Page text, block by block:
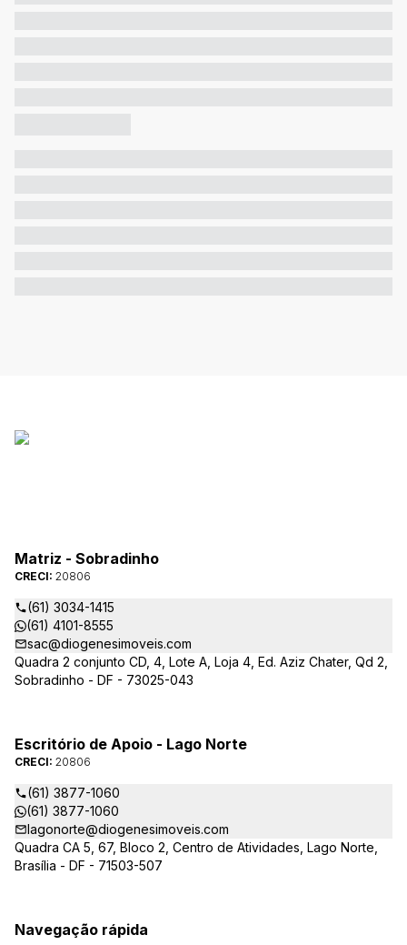
Matriz - Sobradinho
CRECI: 20806
(61) 3034-1415
(61) 4101-8555
sac@diogenesimoveis.com
Quadra 2 conjunto CD, 4, Lote A, Loja 4, Ed. Aziz Chater, Qd 2,
Sobradinho - DF - 73025-043
Escritório de Apoio - Lago Norte
CRECI: 20806
(61) 3877-1060
(61) 3877-1060
lagonorte@diogenesimoveis.com
Quadra CA 5, 67, Bloco 2, Centro de Atividades, Lago Norte,
Brasília - DF - 71503-507
Navegação rápida